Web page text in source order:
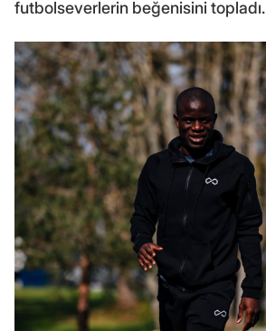
futbolseverlerin beğenisini topladı.